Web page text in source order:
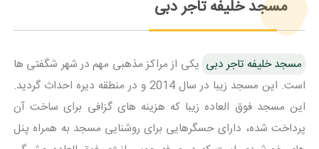
مسجد خلیفه تاجر دبی
مسجد خلیفه تاجر دبی یکی از مراکز مذهبی مهم در شهر شگفتی ها
است. این مسجد زیبا در سال 2014 و در منطقه دیره احداث گردید.
این مسجد فوق العاده زیبا که هزینه های گزافی برای ساخت آن
پرداخت شده، دارای حسگرهایی برای روشنایی مسجد به همراه پنل